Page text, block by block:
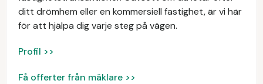
ditt drömhem eller en kommersiell fastighet, är vi här
för att hjälpa dig varje steg på vägen.
Profil >>
Få offerter från mäklare >>